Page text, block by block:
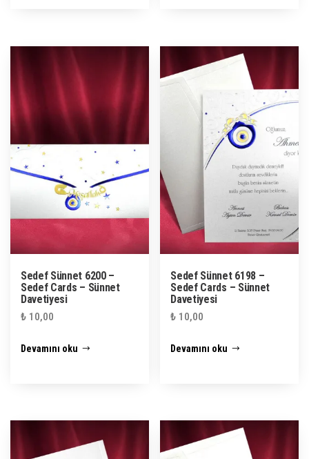
Sedef Sünnet 6200 –
Sedef Cards – Sünnet
Davetiyesi
₺ 10,00
Devamını oku
Sedef Sünnet 6198 –
Sedef Cards – Sünnet
Davetiyesi
₺ 10,00
Devamını oku